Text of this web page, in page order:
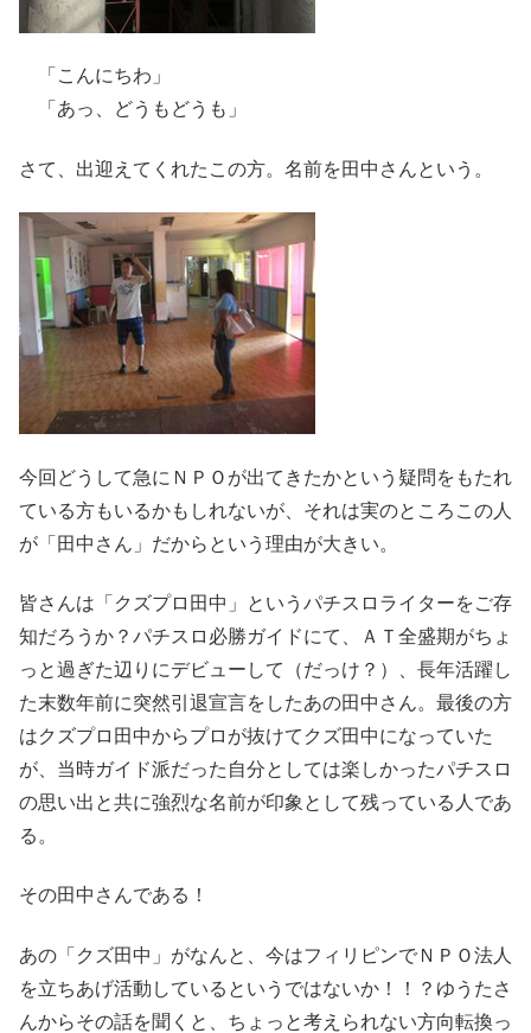
「こんにちわ」
「あっ、どうもどうも」
さて、出迎えてくれたこの方。名前を田中さんという。
今回どうして急にＮＰＯが出てきたかという疑問をもたれ
ている方もいるかもしれないが、それは実のところこの人
が「田中さん」だからという理由が大きい。
皆さんは「クズプロ田中」というパチスロライターをご存
知だろうか？パチスロ必勝ガイドにて、ＡＴ全盛期がちょ
っと過ぎた辺りにデビューして（だっけ？）、長年活躍し
た末数年前に突然引退宣言をしたあの田中さん。最後の方
はクズプロ田中からプロが抜けてクズ田中になっていた
が、当時ガイド派だった自分としては楽しかったパチスロ
の思い出と共に強烈な名前が印象として残っている人であ
る。
その田中さんである！
あの「クズ田中」がなんと、今はフィリピンでＮＰＯ法人
を立ちあげ活動しているというではないか！！？ゆうたさ
んからその話を聞くと、ちょっと考えられない方向転換っ